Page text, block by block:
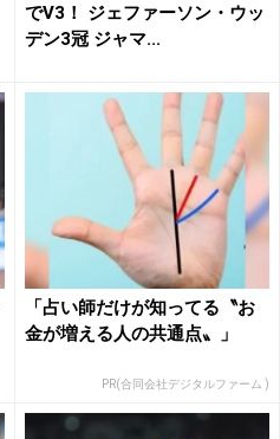
でV3！ ジェファーソン・ウッ
デン3冠 ジャマ...
「占い師だけが知ってる〝お
金が増える人の共通点〟」
PR(合同会社デジタルファーム )